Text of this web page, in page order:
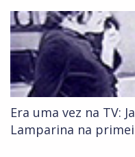
Era uma vez na TV:
Lamparina na